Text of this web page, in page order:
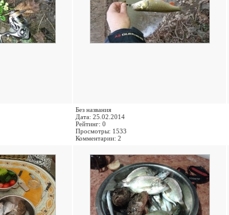
Без названия
Дата: 25.02.2014
Рейтинг: 0
Просмотры: 1533
Комментарии: 2